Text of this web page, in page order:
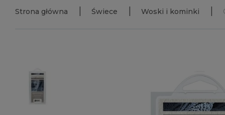
Strona główna Świece Woski i kominki